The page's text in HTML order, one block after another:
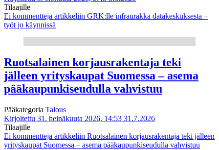
Tilaajille
Ei kommentteja artikkeliin GRK:lle infraurakka datakeskuksesta –
työt jo käynnissä
Ruotsalainen korjausrakentaja teki
jälleen yrityskaupat Suomessa – asema
pääkaupunkiseudulla vahvistuu
Pääkategoria Talous
Kirjoitettu 31. heinäkuuta 2026, 14:53 31.7.2026
Tilaajille
Ei kommentteja artikkeliin Ruotsalainen korjausrakentaja teki jälleen
yrityskaupat Suomessa – asema pääkaupunkiseudulla vahvistuu